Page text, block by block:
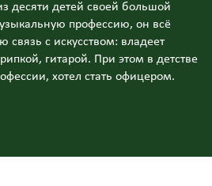
десяти детей своей большой
профессию, он всё
связь с искусством: владеет
гитарой. При этом в детстве
хотел стать офицером.